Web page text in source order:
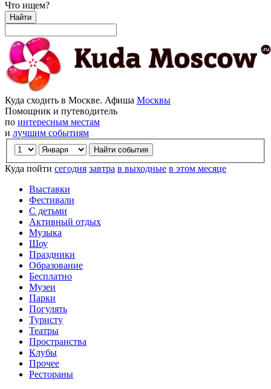
Что ищем?
Найти
Куда сходить в Москве. Афиша Москвы
Помощник и путеводитель
по интересным местам
и лучшим событиям
Куда пойти сегодня завтра в выходные в этом месяце
Выставки
Фестивали
С детьми
Активный отдых
Музыка
Шоу
Праздники
Образование
Бесплатно
Музеи
Парки
Погулять
Туристу
Театры
Пространства
Клубы
Прочее
Рестораны